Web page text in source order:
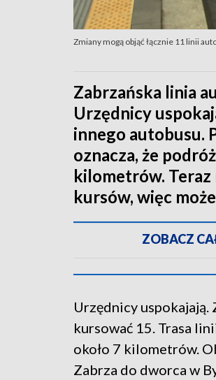
Zmiany mogą objąć łącznie 11 linii
Zabrzańska linia
Urzędnicy
innego autobusu.
oznacza, że
kilometrów. Teraz
kursów, więc
ZOBACZ
Urzędnicy
kursować 15. Trasa
około 7 kilometrów.
Zabrza do dworca w